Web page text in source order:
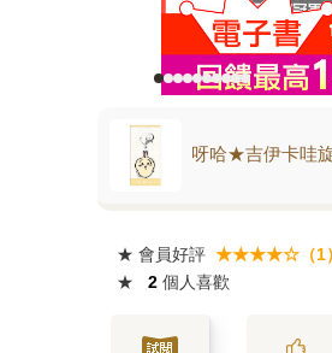
呀哈★吉伊卡哇
★ 會員好評 ★★★★☆（1
★
2 個人喜歡